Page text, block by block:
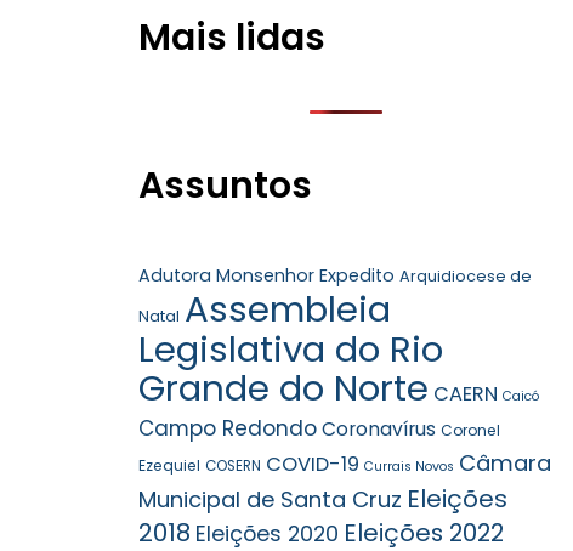
Mais lidas
Assuntos
Adutora Monsenhor Expedito Arquidiocese de
Natal Assembleia
Legislativa do Rio
Grande do Norte CAERN Caicó
Campo Redondo Coronavírus Coronel
Ezequiel COSERN COVID-19 Currais Novos Câmara
Municipal de Santa Cruz Eleições
2018 Eleições 2020 Eleições 2022